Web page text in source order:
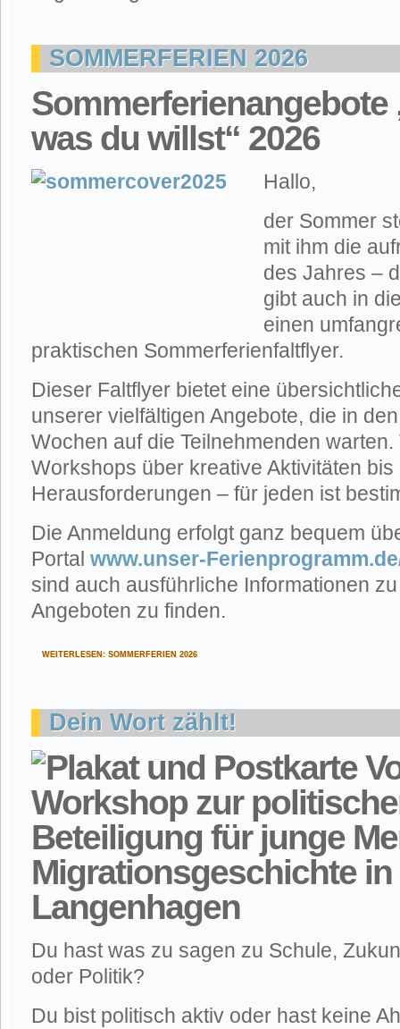
SOMMERFERIEN 2026
Sommerferienangebote
was du willst“ 2026
Hallo,
der Sommer
mit ihm die
des Jahres –
gibt auch in
einen
praktischen Sommerferienfaltflyer.
Dieser Faltflyer bietet eine
unserer vielfältigen Angebote, die in
Wochen auf die Teilnehmenden
Workshops über kreative Aktivitäten
Herausforderungen – für jeden ist
Die Anmeldung erfolgt ganz bequem
Portal www.unser-
sind auch ausführliche Informationen
Angeboten zu finden.
WEITERLESEN: SOMMERFERIEN 2026
Dein Wort zählt!
Workshop zur
Beteiligung für junge
Migrationsgeschichte in
Langenhagen
Du hast was zu sagen zu Schule,
oder Politik?
Du bist politisch aktiv oder hast keine